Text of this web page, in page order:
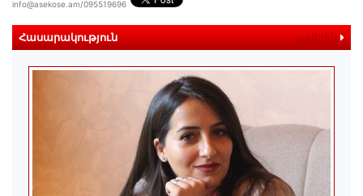
info@asekose.am/095519696
Հասարակություն ավելին